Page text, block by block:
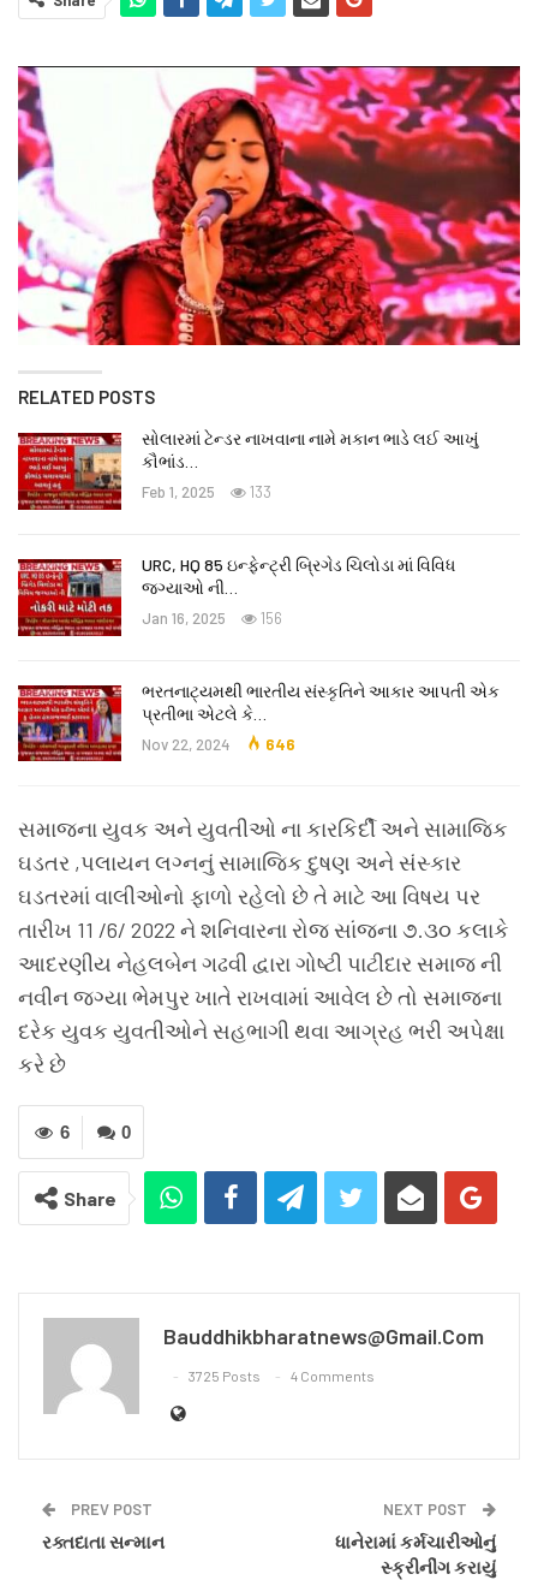
RELATED POSTS
સોલારમાં ટેન્ડર નાખવાના નામે મકાન ભાડે લઈ આખું
કૌભાંડ…
Feb 1, 2025 133
URC, HQ 85 ઇન્ફેન્ટ્રી બ્રિગેડ ચિલોડા માં વિવિધ
જગ્યાઓ ની…
Jan 16, 2025 156
ભરતનાટ્યમથી ભારતીય સંસ્કૃતિને આકાર આપતી એક
પ્રતીભા એટલે કે‌…
Nov 22, 2024 646
સમાજના યુવક અને યુવતીઓ ના કારકિર્દી અને સામાજિક
ઘડતર ,પલાયન લગ્નનું સામાજિક દુષણ અને સંસ્કાર
ઘડતરમાં વાલીઓનો ફાળો રહેલો છે તે માટે આ વિષય પર
તારીખ 11 /6/ 2022 ને શનિવારના રોજ સાંજના ૭.૩૦ કલાકે
આદરણીય નેહલબેન ગઢવી દ્વારા ગોષ્ટી પાટીદાર સમાજ ની
નવીન જગ્યા ભેમપુર ખાતે રાખવામાં આવેલ છે તો સમાજના
દરેક યુવક યુવતીઓને સહભાગી થવા આગ્રહ ભરી અપેક્ષા
કરે છે
0
6
Share
Bauddhikbharatnews@gmail.com
3725 Posts 4 Comments
PREV POST
રક્તદાતા સન્માન
NEXT POST
ધાનેરામાં કર્મચારીઓનું
સ્ક્રીનીંગ કરાયું